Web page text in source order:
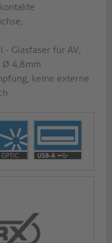
- Glasfaser für AV;
Ø 4,8mm
keine externe